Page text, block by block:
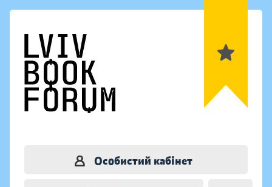
Особистий кабінет